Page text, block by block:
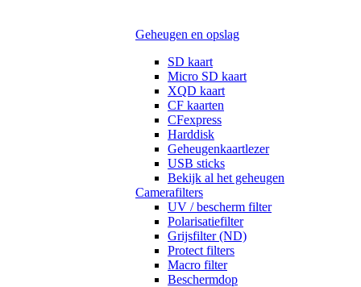
Geheugen en opslag
SD kaart
Micro SD kaart
XQD kaart
CF kaarten
CFexpress
Harddisk
Geheugenkaartlezer
USB sticks
Bekijk al het geheugen
Camerafilters
UV / bescherm filter
Polarisatiefilter
Grijsfilter (ND)
Protect filters
Macro filter
Beschermdop